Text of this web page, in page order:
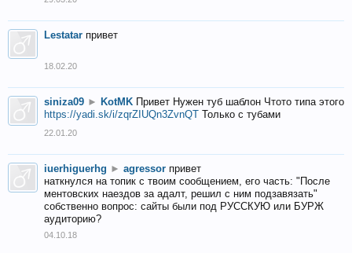
Lestatar привет
18.02.20
siniza09 ► KotMK Привет Нужен туб шаблон Чтото типа этого
https://yadi.sk/i/zqrZIUQn3ZvnQT Только с тубами
22.01.20
iuerhiguerhg ► agressor привет
наткнулся на топик с твоим сообщением, его часть: "После
ментовских наездов за адалт, решил с ним подзавязать"
собственно вопрос: сайты были под РУССКУЮ или БУРЖ
аудиторию?
04.10.18